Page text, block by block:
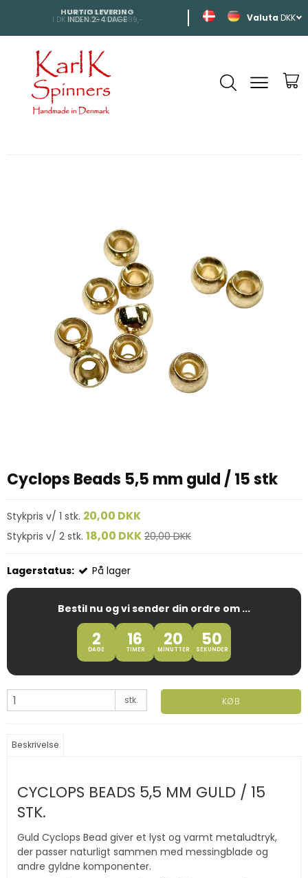
HURTIG LEVERING
INDEN 2-4 DAGE TIL HELE EUROPA
DKK
Cyclops Beads 5,5 mm guld / 15 stk
Stykpris v/ 1 stk. 20,00 DKK
Stykpris v/ 2 stk. 18,00 DKK 20,00 DKK
Lagerstatus: På lager
Bestil nu og vi sender din ordre om ...
2
DAGE 16
TIMER 20
MINUTTER 49
SEKUNDER
stk. KØB
Beskrivelse
CYCLOPS BEADS 5,5 MM GULD / 15
STK.
Guld Cyclops Bead giver et lyst og varmt metaludtryk,
der passer naturligt sammen med messingblade og
andre gyldne komponenter.